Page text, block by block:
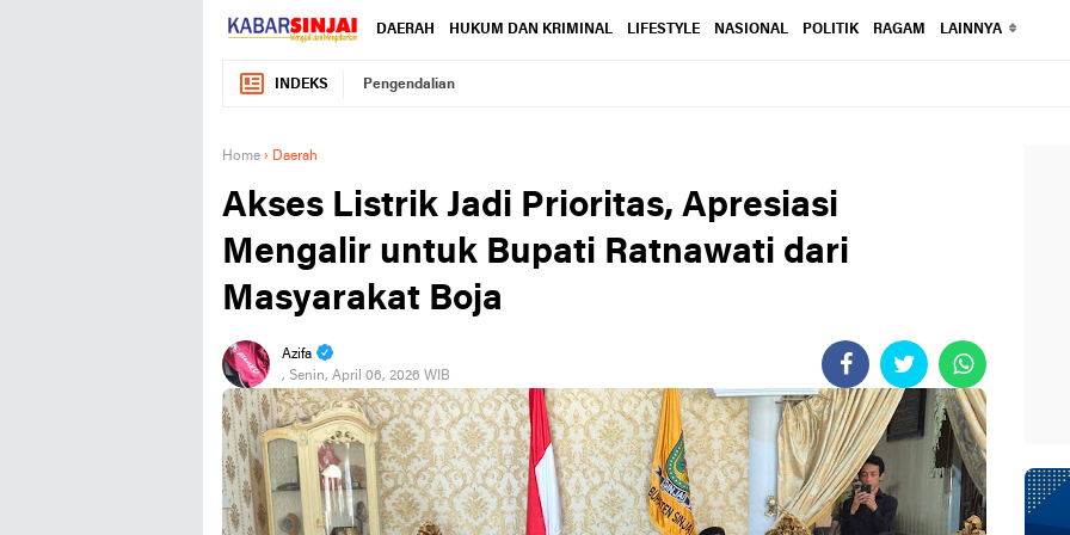
DAERAH HUKUM DAN KRIMINAL LIFESTYLE NASIONAL POLITIK RAGAM LAINNYA
INDEKS Pengendalian
Home › Daerah
Akses Listrik Jadi Prioritas, Apresiasi
Mengalir untuk Bupati Ratnawati dari
Masyarakat Boja
Azifa
, Senin, April 06, 2026 WIB